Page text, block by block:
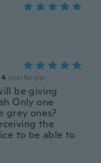
4 overførsler
be giving
Only one
grey ones?
the
to be able to